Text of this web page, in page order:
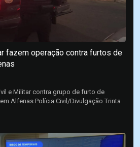
fazem operação contra furtos de
e Militar contra grupo de furto de
Alfenas Polícia Civil/Divulgação Trinta